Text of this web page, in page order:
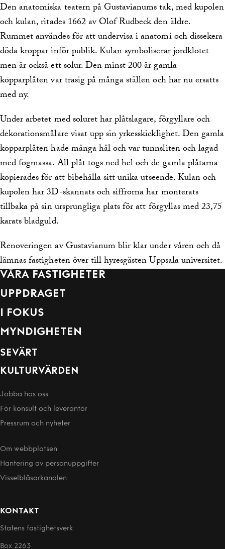
Den anatomiska teatern på Gustavianums tak, med kupolen
och kulan, ritades 1662 av Olof Rudbeck den äldre.
Rummet användes för att undervisa i anatomi och dissekera
döda kroppar inför publik. Kulan symboliserar jordklotet
men är också ett solur. Den minst 200 år gamla
kopparplåten var trasig på många ställen och har nu ersatts
med ny.
Under arbetet med soluret har plåtslagare, förgyllare och
dekorationsmålare visat upp sin yrkesskicklighet. Den gamla
kopparplåten hade många hål och var tunnsliten och lagad
med fogmassa. All plåt togs ned hel och de gamla plåtarna
kopierades för att bibehålla sitt unika utseende. Kulan och
kupolen har 3D-skannats och siffrorna har monterats
tillbaka på sin ursprungliga plats för att förgyllas med 23,75
karats bladguld.
Renoveringen av Gustavianum blir klar under våren och då
lämnas fastigheten över till hyresgästen Uppsala universitet.
VÅRA FASTIGHETER
UPPDRAGET
I FOKUS
MYNDIGHETEN
SEVÄRT
KULTURVÄRDEN
Jobba hos oss
För konsult och leverantör
Pressrum och nyheter
Om webbplatsen
Hantering av person­uppgifter
Visselblåsarkanalen
KONTAKT
Statens fastighetsverk
Box 2263